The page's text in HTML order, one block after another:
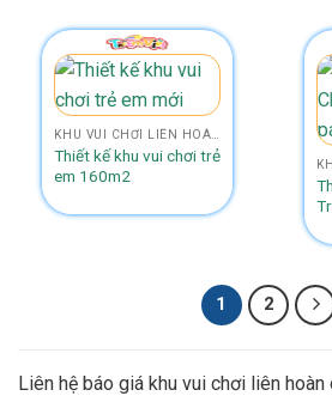
KHU VUI CHƠI LIÊN HOÀN 2 TẦNG NHÀ BANH
Thiết kế khu vui chơi trẻ
em 160m2
1 2
Liên hệ báo giá khu vui chơi liên